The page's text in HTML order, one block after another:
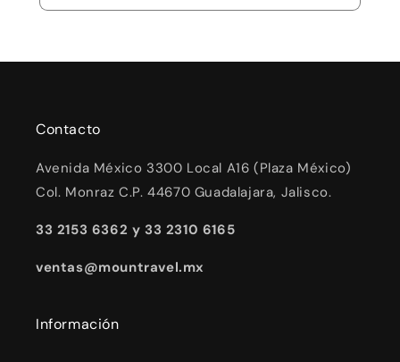
Contacto
Avenida México 3300 Local A16 (Plaza México)
Col. Monraz C.P. 44670 Guadalajara, Jalisco.
33 2153 6362 y 33 2310 6165
ventas@mountravel.mx
Información